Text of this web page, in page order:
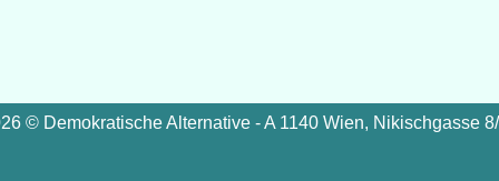
© Demokratische Alternative - A 1140 Wien, Nikischgasse